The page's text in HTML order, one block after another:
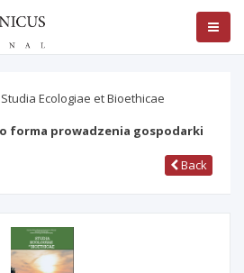
Studia Ecologiae et Bioethicae
forma prowadzenia gospodarki
Back